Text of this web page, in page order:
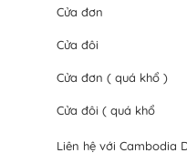
Cửa đơn
Cửa đôi
Cửa đơn ( quá khổ )
Cửa đôi ( quá khổ
Liên hệ với Cambodia